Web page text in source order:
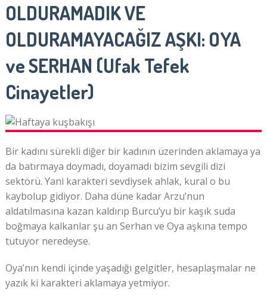
OLDURAMADIK VE
OLDURAMAYACAĞIZ AŞKI: OYA
ve SERHAN (Ufak Tefek
Cinayetler)
Bir kadını sürekli diğer bir kadının üzerinden aklamaya ya
da batırmaya doymadı, doyamadı bizim sevgili dizi
sektörü. Yani karakteri sevdiysek ahlak, kural o bu
kaybolup gidiyor. Daha düne kadar Arzu’nun
aldatılmasına kazan kaldırıp Burcu’yu bir kaşık suda
boğmaya kalkanlar şu an Serhan ve Oya aşkına tempo
tutuyor neredeyse.
Oya’nın kendi içinde yaşadığı gelgitler, hesaplaşmalar ne
yazık ki karakteri aklamaya yetmiyor.